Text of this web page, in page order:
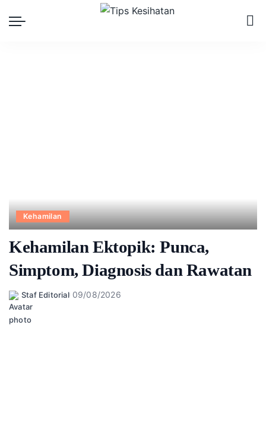
Kehamilan
Kehamilan Ektopik: Punca,
Simptom, Diagnosis dan Rawatan
Posted
Staf Editorial 09/08/2026